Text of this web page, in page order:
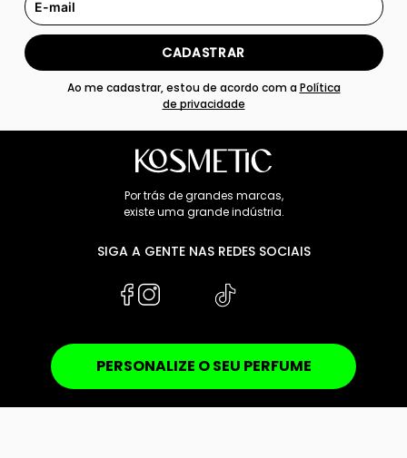
CADASTRAR
Ao me cadastrar, estou de acordo com aPolítica
de privacidade
Por trás de grandes marcas,
existe uma grande indústria.
SIGA A GENTE NAS REDES SOCIAIS
PERSONALIZE O SEU PERFUME